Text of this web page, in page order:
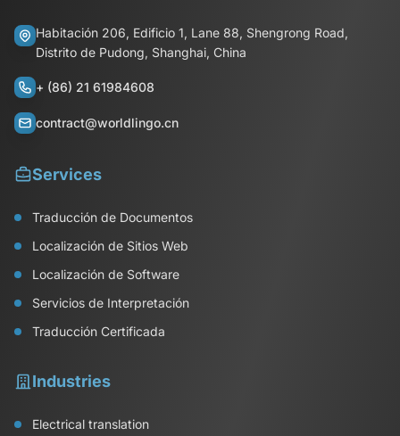
Habitación 206, Edificio 1, Lane 88, Shengrong Road,
Distrito de Pudong, Shanghai, China
+ (86) 21 61984608
contract@worldlingo.cn
Services
Traducción de Documentos
Localización de Sitios Web
Localización de Software
Servicios de Interpretación
Traducción Certificada
Industries
Electrical translation